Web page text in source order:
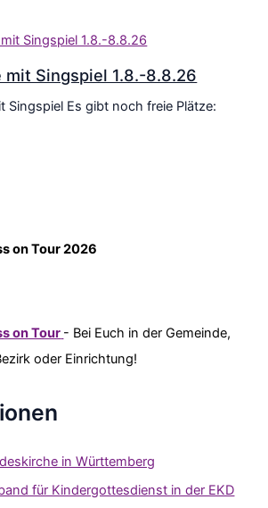
mit Singspiel 1.8.-8.8.26
Singspiel Es gibt noch freie Plätze:
on Tour 2026
on Tour - Bei Euch in der Gemeinde,
oder Einrichtung!
in Württemberg
für Kindergottesdienst in der EKD